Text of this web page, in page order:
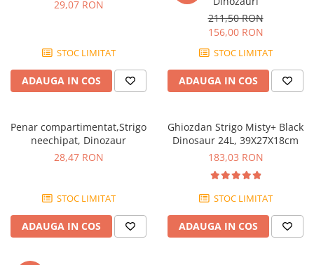
29,07 RON
STOC LIMITAT
ADAUGA IN COS
211,50 RON
156,00 RON
STOC LIMITAT
ADAUGA IN COS
Penar compartimentat,Strigo
neechipat, Dinozaur
28,47 RON
STOC LIMITAT
ADAUGA IN COS
Ghiozdan Strigo Misty+ Black
Dinosaur 24L, 39X27X18cm
183,03 RON
STOC LIMITAT
ADAUGA IN COS